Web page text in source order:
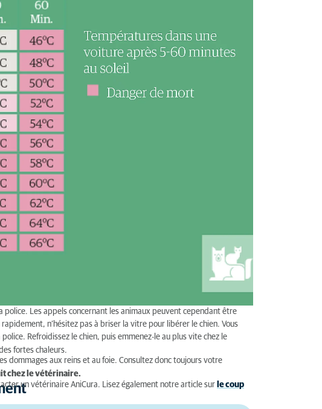
police. Les appels concernant les animaux peuvent cependant être
n’hésitez pas à briser la vitre pour libérer le chien. Vous
Refroidissez le chien, puis emmenez-le au plus vite chez le
fortes chaleurs.
dommages aux reins et au foie. Consultez donc toujours votre
chez le vétérinaire.
un vétérinaire AniCura. Lisez également notre article sur le coup